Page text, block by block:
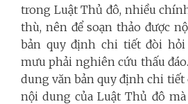
trong Luật Thủ đô, nhiều
thù, nên để soạn thảo được
bản quy định chi tiết đòi hỏi
mưu phải nghiên cứu thấu
dung văn bản quy định chi tiết
nội dung của Luật Thủ đô